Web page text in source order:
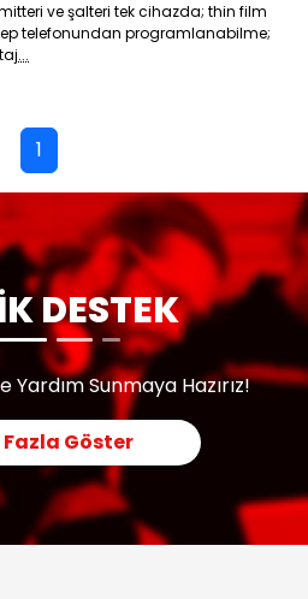
ve şalteri tek cihazda; thin film
telefonundan programlanabilme;
...
1
DESTEK
Yardım Sunmaya Hazırız!
Göster